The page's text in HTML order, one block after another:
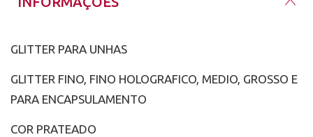
GLITTER PARA UNHAS
GLITTER FINO, FINO HOLOGRAFICO, MEDIO, GROSSO E
PARA ENCAPSULAMENTO
COR PRATEADO